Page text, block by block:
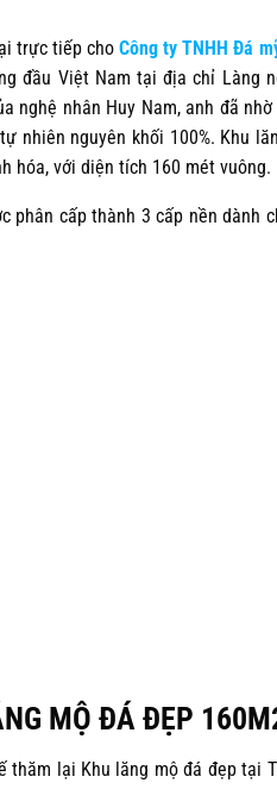
trực tiếp choCông ty TNHH Đá
đầu Việt Nam tại địa chỉ Làng
nghệ nhân Huy Nam, anh đã
nhiên nguyên khối 100%. Khu
hóa, với diện tích 160 mét vuông.
phân cấp thành 3 cấp nền dành
MỘ ĐÁ ĐẸP
thăm lại Khu lăng mộ đá đẹp tại